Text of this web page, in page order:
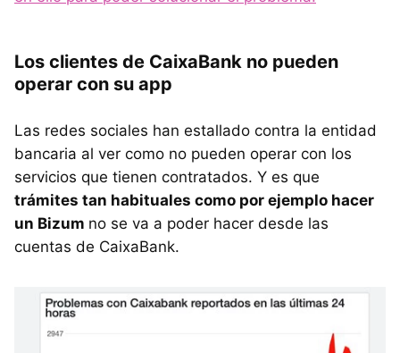
Los clientes de CaixaBank no pueden
operar con su app
Las redes sociales han estallado contra la entidad
bancaria al ver como no pueden operar con los
servicios que tienen contratados. Y es que
trámites tan habituales como por ejemplo hacer
un Bizum no se va a poder hacer desde las
cuentas de CaixaBank.